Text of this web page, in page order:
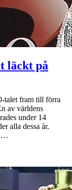
läckt på
talet fram till förra
av världens
under 14
alla dessa år.